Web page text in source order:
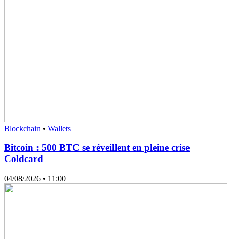
Blockchain • Wallets
Bitcoin : 500 BTC se réveillent en pleine crise
Coldcard
04/08/2026 • 11:00